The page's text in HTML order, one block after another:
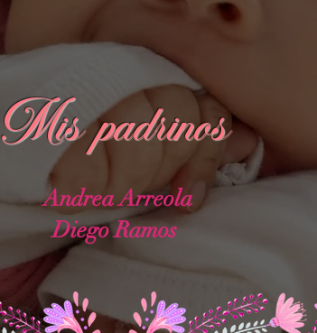
Mis padrinos
Andrea Arreola
Diego Ramos